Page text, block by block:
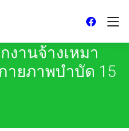
านจ้างเหมา
ายภาพบำบัด 15